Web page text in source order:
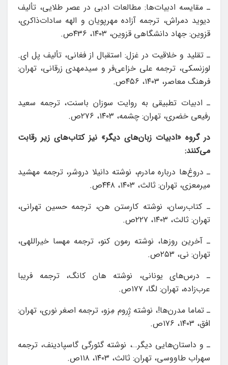
ـ مقایسه ادبیات‌ها: مطالعات ادبی در عصر طلایی، تألیف
دیوید دمراش، ترجمه آزاده مهرپویان و الهه سادات‌ذاکری،
قزوین: جهاد دانشگاهی قزوین، ۱۴۰۳، ۴۳۶ص.
ـ تقلید و خلاقیت در غزل: استقبال از فغانی، تألیف پل ای‌.
لوزنسکی، ترجمه علی خزاعی‌فر و سیدمهدی زرقانی، تهران:
فرهنگ معاصر، ۱۴۰۳، ۴۵۶ص.
ـ ادبیات تطبیقی به روایت سوزان باسنت، ترجمه سعید
رفیعی خضری، تهران: چشمه، ۱۴۰۳، ۲۷۶ص.
در گروه «ادبیات زبان‌های دیگر» نیز کتاب‌های زیر رقابت
می‌کنند:
ـ دروغ‌ها درباره مادرم، نوشته دانیلا دروشر، ترجمه مهشید
میرمعزی، تهران: ثالث، ۱۴۰۳، ۴۴۸ص.
ـ کتاب‌رسان، نوشته کارستن هن، ترجمه حسین تهرانی،
تهران: ثالث، ۱۴۰۳، ۲۲۷ص.
ـ آخرین روزها، نوشته رمون کنو، ترجمه مهسا خیراللهی،
تهران: نی، ۲۵۳ص.
ـ درس‌های یونانی، نوشته هان کانگ، ترجمه فریبا
عرب‌زاده، تهران: لگا، ۱۷۷ص.
ـ تماما مدرن‌ها!، نوشته ژِروم مِزو، ترجمه اصغر نوری، تهران:
افق، ۱۴۰۳، ۱۷۶ص.
ـ و داستان‌هایی دیگر…، نوشته گئورگی گاسپادینف، ترجمه
سهراب طاووسی، تهران: ثالث، ۱۴۰۳، ۱۱۸ص.